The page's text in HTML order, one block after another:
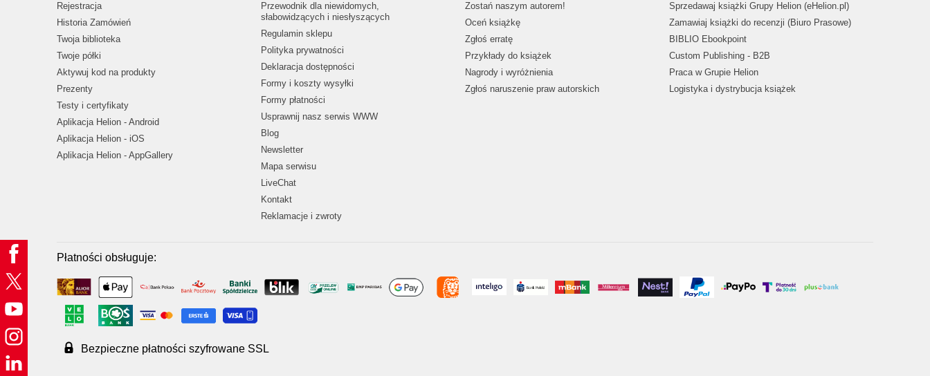
Rejestracja
Historia Zamówień
Twoja biblioteka
Twoje półki
Aktywuj kod na produkty
Prezenty
Testy i certyfikaty
Aplikacja Helion - Android
Aplikacja Helion - iOS
Aplikacja Helion - AppGallery
Przewodnik dla niewidomych,
słabowidzących i niesłyszących
Regulamin sklepu
Polityka prywatności
Deklaracja dostępności
Formy i koszty wysyłki
Formy płatności
Usprawnij nasz serwis WWW
Blog
Newsletter
Mapa serwisu
LiveChat
Kontakt
Reklamacje i zwroty
Zostań naszym autorem!
Oceń książkę
Zgłoś erratę
Przykłady do książek
Nagrody i wyróżnienia
Zgłoś naruszenie praw autorskich
Sprzedawaj książki Grupy Helion (eHelion.pl)
Zamawiaj książki do recenzji (Biuro Prasowe)
BIBLIO Ebookpoint
Custom Publishing - B2B
Praca w Grupie Helion
Logistyka i dystrybucja książek
Płatności obsługuje:
Bezpieczne płatności szyfrowane SSL